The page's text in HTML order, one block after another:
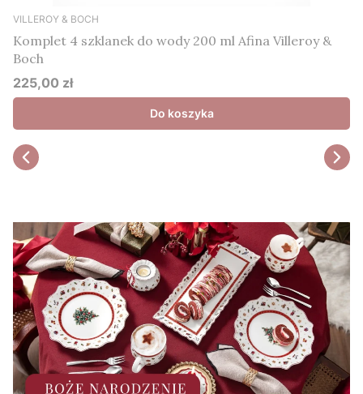
VILLEROY & BOCH
Komplet 4 szklanek do wody 200 ml Afina Villeroy &
Boch
Cena
225,00 zł
Do koszyka